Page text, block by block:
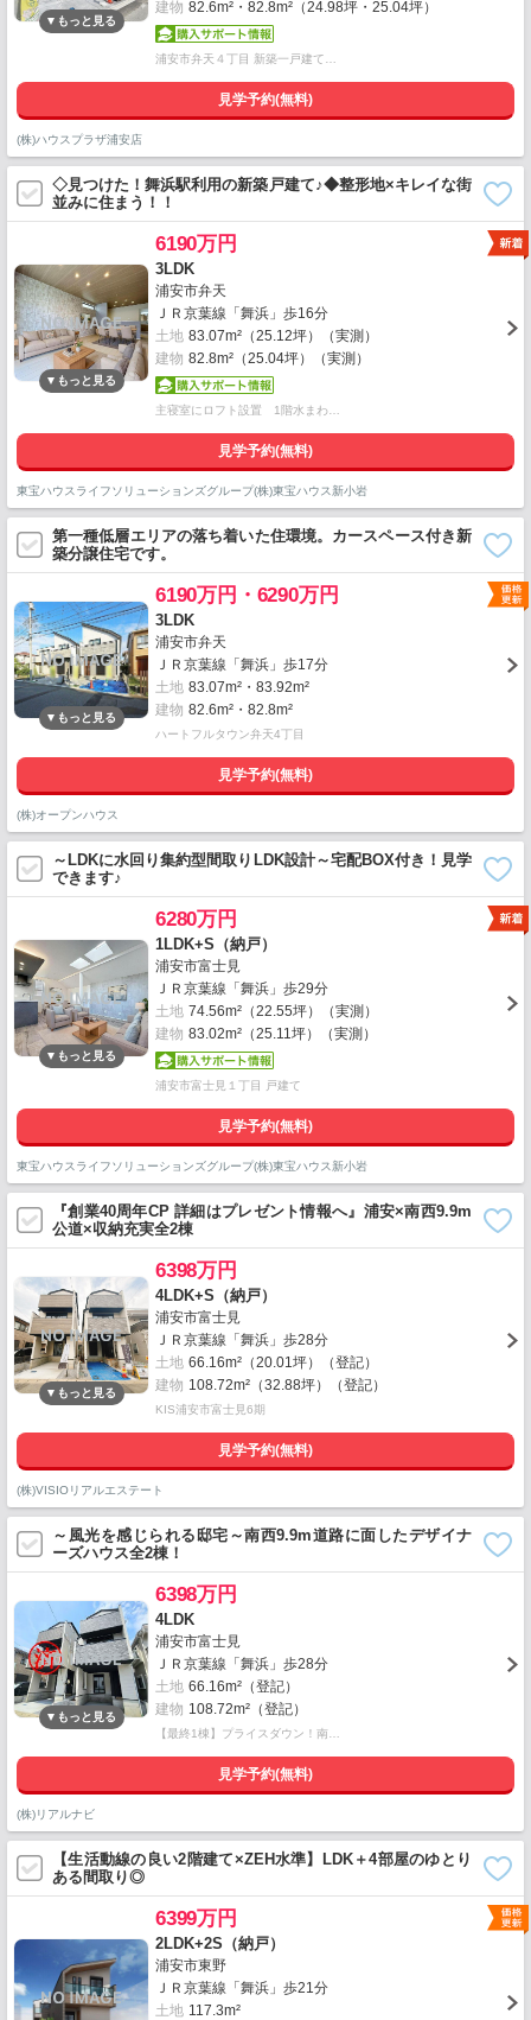
建物 82.6m²・82.8m²（24.98坪・25.04坪）
浦安市弁天４丁目 新築一戸建て…
見学予約(無料)
(株)ハウスプラザ浦安店
◇見つけた！舞浜駅利用の新築戸建て♪◆整形地×キレイな街
並みに住まう！！
6190万円
3LDK
浦安市弁天
ＪＲ京葉線「舞浜」歩16分
土地 83.07m²（25.12坪）（実測）
建物 82.8m²（25.04坪）（実測）
主寝室にロフト設置 1階水まわ…
見学予約(無料)
東宝ハウスライフソリューションズグループ(株)東宝ハウス新小岩
第一種低層エリアの落ち着いた住環境。カースペース付き新
築分譲住宅です。
6190万円・6290万円
3LDK
浦安市弁天
ＪＲ京葉線「舞浜」歩17分
土地 83.07m²・83.92m²
建物 82.6m²・82.8m²
ハートフルタウン弁天4丁目
見学予約(無料)
(株)オープンハウス
～LDKに水回り集約型間取りLDK設計～宅配BOX付き！見学
できます♪
6280万円
1LDK+S（納戸）
浦安市富士見
ＪＲ京葉線「舞浜」歩29分
土地 74.56m²（22.55坪）（実測）
建物 83.02m²（25.11坪）（実測）
浦安市富士見１丁目 戸建て
見学予約(無料)
東宝ハウスライフソリューションズグループ(株)東宝ハウス新小岩
『創業40周年CP 詳細はプレゼント情報へ』浦安×南西9.9m
公道×収納充実全2棟
6398万円
4LDK+S（納戸）
浦安市富士見
ＪＲ京葉線「舞浜」歩28分
土地 66.16m²（20.01坪）（登記）
建物 108.72m²（32.88坪）（登記）
KIS浦安市富士見6期
見学予約(無料)
(株)VISIOリアルエステート
～風光を感じられる邸宅～南西9.9m道路に面したデザイナ
ーズハウス全2棟！
6398万円
4LDK
浦安市富士見
ＪＲ京葉線「舞浜」歩28分
土地 66.16m²（登記）
建物 108.72m²（登記）
【最終1棟】プライスダウン！南…
見学予約(無料)
(株)リアルナビ
【生活動線の良い2階建て×ZEH水準】LDK＋4部屋のゆとり
ある間取り◎
6399万円
2LDK+2S（納戸）
浦安市東野
ＪＲ京葉線「舞浜」歩21分
土地 117.3m²